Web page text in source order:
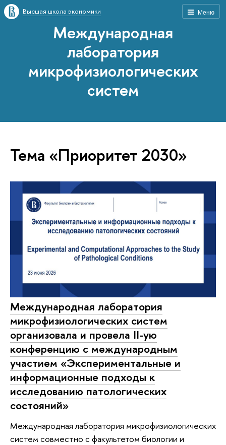
Меню
Высшая школа экономики
Международная
лаборатория
микрофизиологических
систем
Тема «Приоритет 2030»
Международная лаборатория
микрофизиологических систем
организовала и провела II-ую
конференцию с международным
участием «Экспериментальные и
информационные подходы к
исследованию патологических
состояний»
Международная лаборатория микрофизиологических
систем совместно с факультетом биологии и